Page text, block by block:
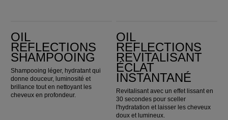
OIL
REFLECTIONS
SHAMPOOING
Shampooing léger, hydratant qui
donne douceur, luminosité et
brillance tout en nettoyant les
cheveux en profondeur.
OIL
REFLECTIONS
REVITALISANT
ÉCLAT
INSTANTANÉ
Revitalisant avec un effet lissant en
30 secondes pour sceller
l'hydratation et laisser les cheveux
doux et lumineux.